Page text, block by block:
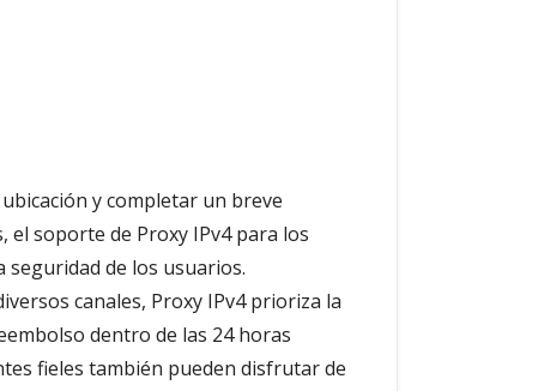
y completar un breve
soporte de Proxy IPv4 para los
seguridad de los usuarios.
canales, Proxy IPv4 prioriza la
dentro de las 24 horas
fieles también pueden disfrutar de